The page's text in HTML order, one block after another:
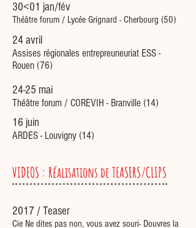
30<01 jan/fév
Théâtre forum / Lycée Grignard - Cherbourg (50)
24 avril
Assises régionales entrepreuneuriat ESS -
Rouen (76)
24-25 mai
Théâtre forum / COREVIH - Branville (14)
16 juin
ARDES - Louvigny (14)
VIDEOS : Réalisations de TEASERS/CLIPS
2017 / Teaser
Cie Ne dites pas non, vous avez souri- Douvres la